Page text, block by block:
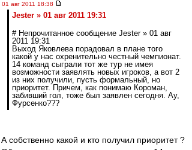
01 авг 2011 18:38
Jester » 01 авг 2011 19:31
# Непрочитанное сообщение Jester » 01 авг
2011 19:31
Выход Яковлева порадовал в плане того
какой у нас охренительно честный чемпионат.
14 команд сыграли тот же тур не имея
возможности заявлять новых игроков, а вот 2
из них получили, пусть формальный, но
приоритет. Причем, как понимаю Короман,
забивший гол, тоже был заявлен сегодня. Ау,
Фурсенко???
А собственно какой и кто получил приоритет ?